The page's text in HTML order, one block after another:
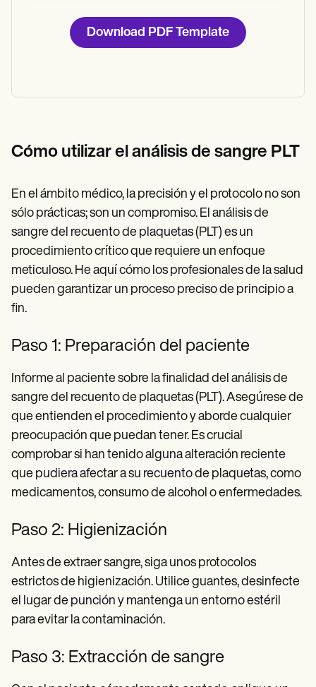
Download PDF Template
Cómo utilizar el análisis de sangre PLT
En el ámbito médico, la precisión y el protocolo no son
sólo prácticas; son un compromiso. El análisis de
sangre del recuento de plaquetas (PLT) es un
procedimiento crítico que requiere un enfoque
meticuloso. He aquí cómo los profesionales de la salud
pueden garantizar un proceso preciso de principio a
fin.
Paso 1: Preparación del paciente
Informe al paciente sobre la finalidad del análisis de
sangre del recuento de plaquetas (PLT). Asegúrese de
que entienden el procedimiento y aborde cualquier
preocupación que puedan tener. Es crucial
comprobar si han tenido alguna alteración reciente
que pudiera afectar a su recuento de plaquetas, como
medicamentos, consumo de alcohol o enfermedades.
Paso 2: Higienización
Antes de extraer sangre, siga unos protocolos
estrictos de higienización. Utilice guantes, desinfecte
el lugar de punción y mantenga un entorno estéril
para evitar la contaminación.
Paso 3: Extracción de sangre